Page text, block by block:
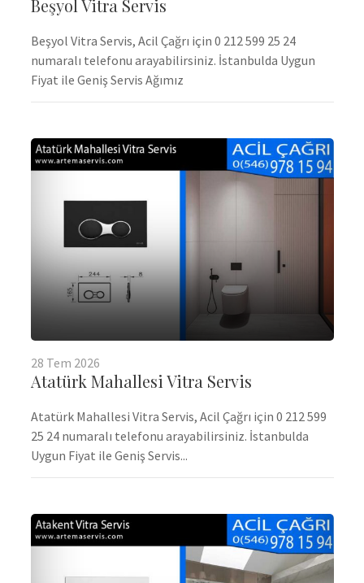
Beşyol Vitra Servis
Beşyol Vitra Servis, Acil Çağrı için 0 212 599 25 24
numaralı telefonu arayabilirsiniz. İstanbulda Uygun
Fiyat ile Geniş Servis Ağımız
28 Tem 2026
Atatürk Mahallesi Vitra Servis
Atatürk Mahallesi Vitra Servis, Acil Çağrı için 0 212 599
25 24 numaralı telefonu arayabilirsiniz. İstanbulda
Uygun Fiyat ile Geniş Servis...